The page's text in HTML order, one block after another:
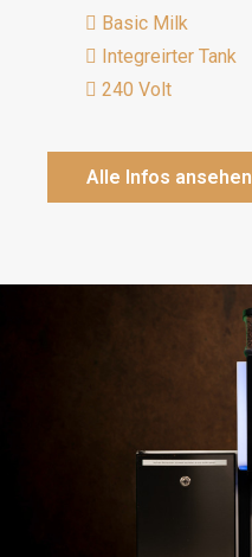
Basic Milk
Integreirter Tank
240 Volt
Alle Infos ansehen